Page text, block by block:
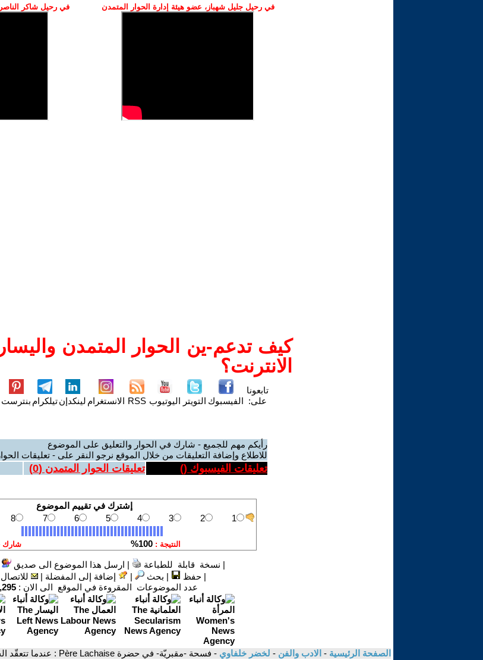
في رحيل جليل شهباز، عضو هيئة إدارة الحوار المتمدن في رحيل شاكر
كيف تدعم-ين الحوار المتمدن
الانترنت؟
تابعونا
على: الفيسبوك التويتر اليوتيوب RSS الانستغرام لينكدإنتيلكرام بنترست
رأيكم مهم للجميع - شارك في الحوار والتعليق على الموضوع
للاطلاع وإضافة التعليقات من خلال الموقع نرجو النقر على - تعليقات
تعليقات الفيسبوك () تعليقات الحوار المتمدن (0
)
| نسخة قابلة للطباعة | ارسل هذا الموضوع الى صديق
|حفظ | بحث | إضافة إلى المفضلة |
عدد الموضوعات المقروءة في الموقع الى الان :
الصفحة الرئيسية - الادب والفن - لخضر خلفاوي - فسحة -مقبريّة- في حضرة Père Lachaise : عندما تتعقّد الحياة يطلق الموت أشباحه.